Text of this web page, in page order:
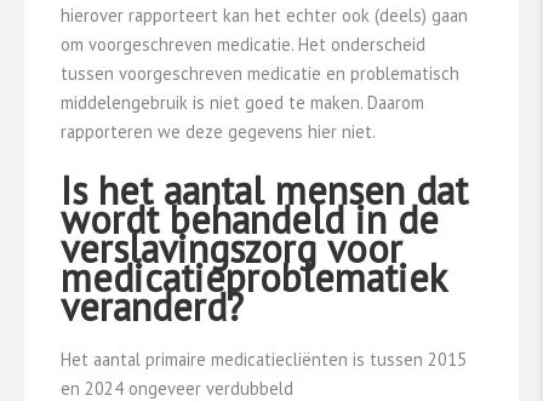
hierover rapporteert kan het echter ook (deels) gaan
om voorgeschreven medicatie. Het onderscheid
tussen voorgeschreven medicatie en problematisch
middelengebruik is niet goed te maken. Daarom
rapporteren we deze gegevens hier niet.
Is het aantal mensen dat
wordt behandeld in de
verslavingszorg voor
medicatieproblematiek
veranderd?
Het aantal primaire medicatiecliënten is tussen 2015
en 2024 ongeveer verdubbeld